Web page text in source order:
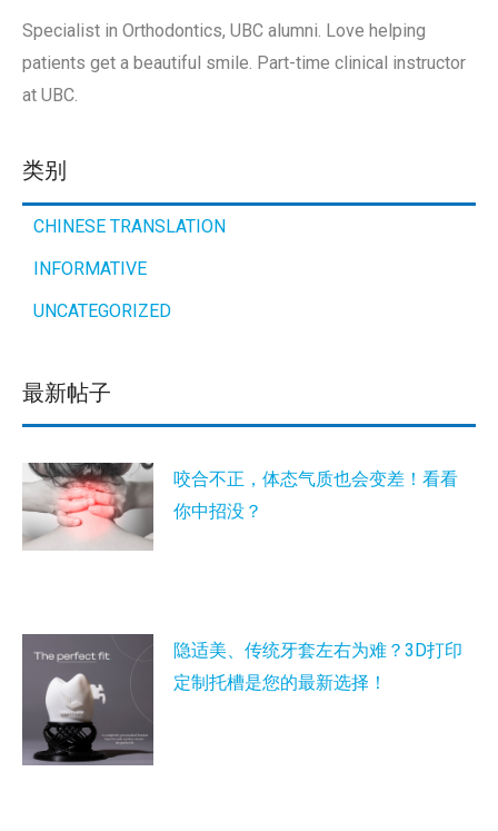
Specialist in Orthodontics, UBC alumni. Love helping
patients get a beautiful smile. Part-time clinical instructor
at UBC.
类别
CHINESE TRANSLATION
INFORMATIVE
UNCATEGORIZED
最新帖子
咬合不正，体态气质也会变差！看看
你中招没？
隐适美、传统牙套左右为难？3D打印
定制托槽是您的最新选择！